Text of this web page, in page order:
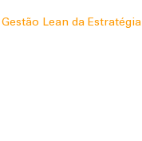
Gestão Lean da Estratégia